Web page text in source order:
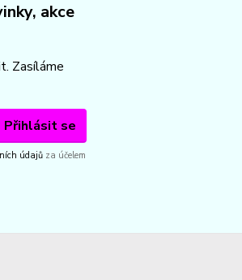
akce
Zasíláme
Přihlásit se
údajů za účelem